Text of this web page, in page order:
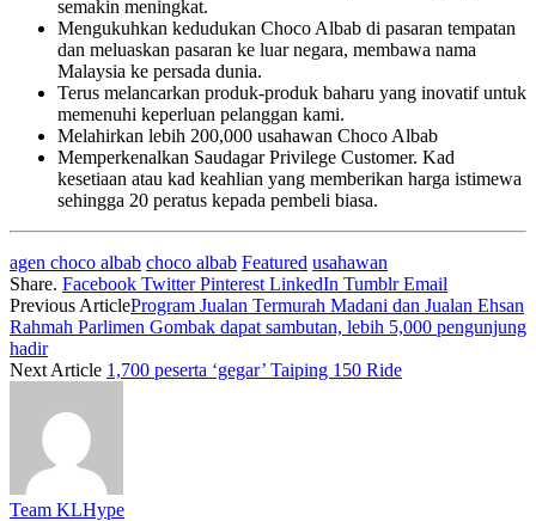
semakin meningkat.
Mengukuhkan kedudukan Choco Albab di pasaran tempatan
dan meluaskan pasaran ke luar negara, membawa nama
Malaysia ke persada dunia.
Terus melancarkan produk-produk baharu yang inovatif untuk
memenuhi keperluan pelanggan kami.
Melahirkan lebih 200,000 usahawan Choco Albab
Memperkenalkan Saudagar Privilege Customer. Kad
kesetiaan atau kad keahlian yang memberikan harga istimewa
sehingga 20 peratus kepada pembeli biasa.
agen choco albab choco albab Featured usahawan
Share. Facebook Twitter Pinterest LinkedIn Tumblr Email
Previous ArticleProgram Jualan Termurah Madani dan Jualan Ehsan
Rahmah Parlimen Gombak dapat sambutan, lebih 5,000 pengunjung
hadir
Next Article 1,700 peserta ‘gegar’ Taiping 150 Ride
Team KLHype